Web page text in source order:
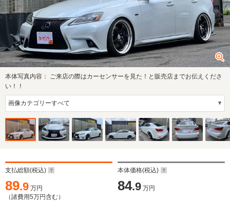
本体写真内容： ご来店の際はカーセンサーを見た！と販売店までお伝えくださ
い！！
支払総額(税込)
89.9 万円
（諸費用5万円含む）
本体価格(税込)
84.9 万円